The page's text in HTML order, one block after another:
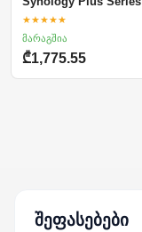
★★★★★
მარაგშია
₾1,775.55
შეფასებები